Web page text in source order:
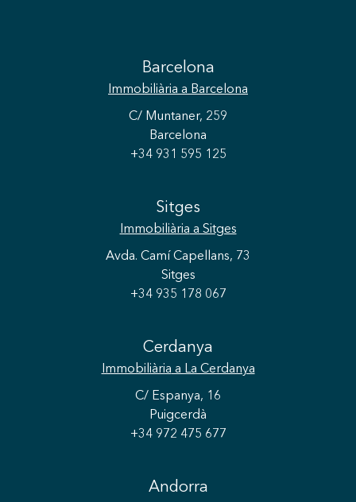
Barcelona
Immobiliària a Barcelona
C/ Muntaner, 259
Barcelona
+34 931 595 125
Sitges
Immobiliària a Sitges
Avda. Camí Capellans, 73
Sitges
+34 935 178 067
Cerdanya
Immobiliària a La Cerdanya
C/ Espanya, 16
Puigcerdà
+34 972 475 677
Andorra